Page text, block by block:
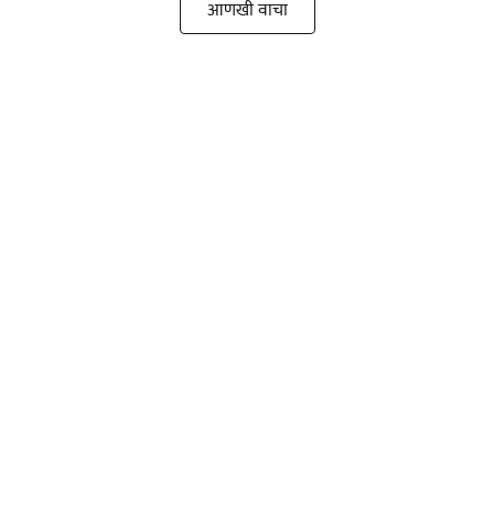
आणखी वाचा